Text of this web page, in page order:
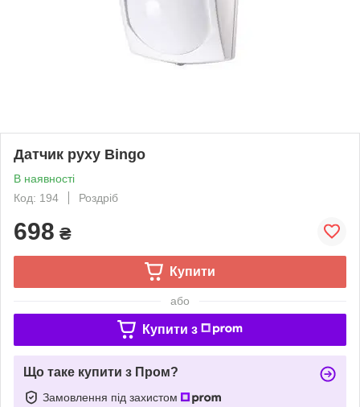
Датчик руху Bingo
В наявності
Код: 194
Роздріб
698 ₴
Купити
або
Купити з
Що таке купити з Пром?
Замовлення під захистом